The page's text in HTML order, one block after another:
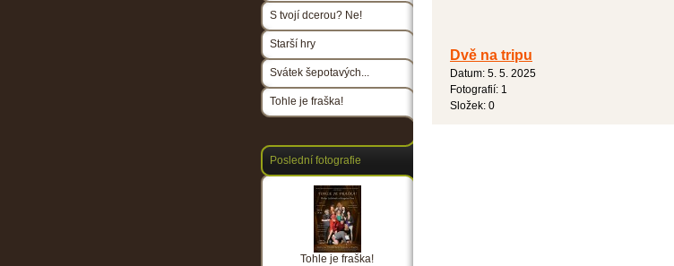
Dvě na tripu
Datum: 5. 5. 2025
Fotografií: 1
Složek: 0
S tvojí dcerou? Ne!
Starší hry
Svátek šepotavých...
Tohle je fraška!
Poslední fotografie
Tohle je fraška!